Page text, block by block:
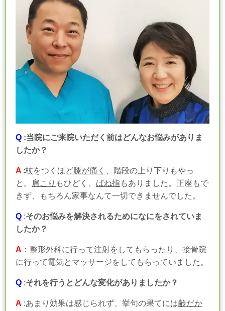
Q :当院にご来院いただく前はどんなお悩みがありま
したか？
A :杖をつくほど膝が痛く
、階段の上り下りもやっ
と。
肩こり もひどく、 ばね指 もありました。正座もで
きず、もちろん家事なんて一切できませんでした。
Q :そのお悩みを解決されるためになにをされていま
したか？
A ：整形外科に行って注射をしてもらったり、接骨院
に行って電気とマッサージをしてもらっていました。
Q :それを行うとどんな変化がありましたか？
A :あまり効果は感じられず、挙句の果てには齢だか